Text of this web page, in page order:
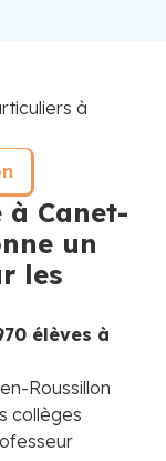
Canet-
un
les
élèves à
Roussillon
collèges